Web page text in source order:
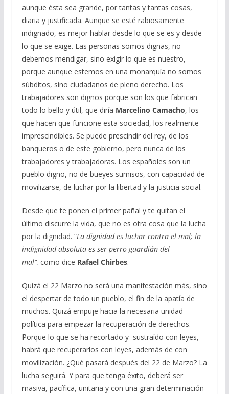
aunque ésta sea grande, por tantas y tantas cosas,
diaria y justificada. Aunque se esté rabiosamente
indignado, es mejor hablar desde lo que se es y desde
lo que se exige. Las personas somos dignas, no
debemos mendigar, sino exigir lo que es nuestro,
porque aunque estemos en una monarquía no somos
súbditos, sino ciudadanos de pleno derecho. Los
trabajadores son dignos porque son los que fabrican
todo lo bello y útil, que diría Marcelino Camacho, los
que hacen que funcione esta sociedad, los realmente
imprescindibles. Se puede prescindir del rey, de los
banqueros o de este gobierno, pero nunca de los
trabajadores y trabajadoras. Los españoles son un
pueblo digno, no de bueyes sumisos, con capacidad de
movilizarse, de luchar por la libertad y la justicia social.
Desde que te ponen el primer pañal y te quitan el
último discurre la vida, que no es otra cosa que la lucha
por la dignidad. “La dignidad es luchar contra el mal; la
indignidad absoluta es ser perro guardián del
mal”, como dice Rafael Chirbes.
Quizá el 22 Marzo no será una manifestación más, sino
el despertar de todo un pueblo, el fin de la apatía de
muchos. Quizá empuje hacia la necesaria unidad
política para empezar la recuperación de derechos.
Porque lo que se ha recortado y sustraído con leyes,
habrá que recuperarlos con leyes, además de con
movilización. ¿Qué pasará después del 22 de Marzo? La
lucha seguirá. Y para que tenga éxito, deberá ser
masiva, pacífica, unitaria y con una gran determinación